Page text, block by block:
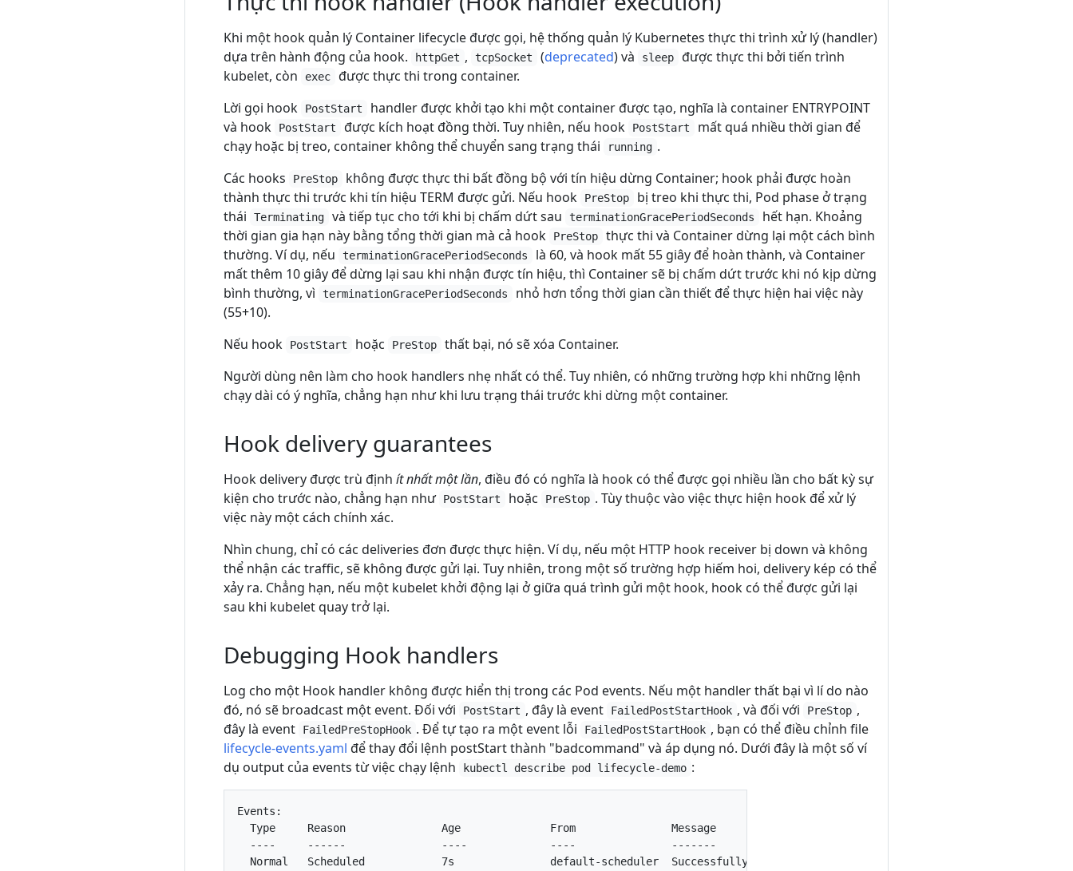
Khi một hook quản lý Container lifecycle được gọi, hệ thống quản lý Kubernetes thực thi trình xử lý (handler)
dựa trên hành động của hook.
httpGet , tcpSocket (deprecated) và sleep
được thực thi bởi tiến trình
kubelet, còn
exec
được thực thi trong container.
Lời gọi hook
PostStart
handler được khởi tạo khi một container được tạo, nghĩa là container ENTRYPOINT
và hook
PostStart được kích hoạt đồng thời. Tuy nhiên, nếu hook PostStart
mất quá nhiều thời gian để
chạy hoặc bị treo, container không thể chuyển sang trạng thái
running .
Các hooks
PreStop
không được thực thi bất đồng bộ với tín hiệu dừng Container; hook phải được hoàn
thành thực thi trước khi tín hiệu TERM được gửi. Nếu hook
PreStop
bị treo khi thực thi, Pod phase ở trạng
thái
Terminating và tiếp tục cho tới khi bị chấm dứt sau terminationGracePeriodSeconds
hết hạn. Khoảng
thời gian gia hạn này bằng tổng thời gian mà cả hook
PreStop
thực thi và Container dừng lại một cách bình
thường. Ví dụ, nếu
terminationGracePeriodSeconds
là 60, và hook mất 55 giây để hoàn thành, và Container
mất thêm 10 giây để dừng lại sau khi nhận được tín hiệu, thì Container sẽ bị chấm dứt trước khi nó kịp dừng
bình thường, vì
terminationGracePeriodSeconds
nhỏ hơn tổng thời gian cần thiết để thực hiện hai việc này
(55+10).
Nếu hook
PostStart hoặc PreStop
thất bại, nó sẽ xóa Container.
Người dùng nên làm cho hook handlers nhẹ nhất có thể. Tuy nhiên, có những trường hợp khi những lệnh
chạy dài có ý nghĩa, chẳng hạn như khi lưu trạng thái trước khi dừng một container.
Hook delivery guarantees
Hook delivery được trù định ít nhất một lần, điều đó có nghĩa là hook có thể được gọi nhiều lần cho bất kỳ sự
kiện cho trước nào, chẳng hạn như PostStart hoặc PreStop . Tùy thuộc vào việc thực hiện hook để xử lý
việc này một cách chính xác.
Nhìn chung, chỉ có các deliveries đơn được thực hiện. Ví dụ, nếu một HTTP hook receiver bị down và không
thể nhận các traffic, sẽ không được gửi lại. Tuy nhiên, trong một số trường hợp hiếm hoi, delivery kép có thể
xảy ra. Chẳng hạn, nếu một kubelet khởi động lại ở giữa quá trình gửi một hook, hook có thể được gửi lại
sau khi kubelet quay trở lại.
Debugging Hook handlers
Log cho một Hook handler không được hiển thị trong các Pod events. Nếu một handler thất bại vì lí do nào
đó, nó sẽ broadcast một event. Đối với
PostStart , đây là event FailedPostStartHook , và đối với PreStop ,
đây là event
FailedPreStopHook . Để tự tạo ra một event lỗi FailedPostStartHook , bạn có thể điều chỉnh file
lifecycle-events.yaml để thay đổi lệnh postStart thành "badcommand" và áp dụng nó. Dưới đây là một số ví
dụ output của events từ việc chạy lệnh
kubectl describe pod lifecycle-demo :
Events:
  Type     Reason               Age              From               Message
  ----     ------               ----             ----               -------
Normal   Scheduled            7s               default-scheduler  Successfully assigned default/lifecycle-demo to ip-XXX-XXX-XX-